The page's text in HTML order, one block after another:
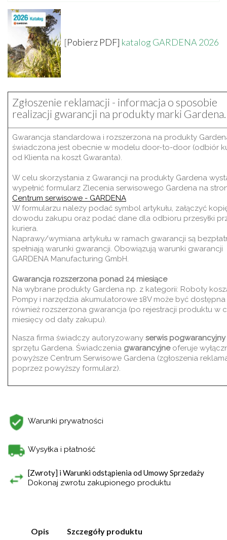
[Pobierz PDF] katalog GARDENA 2026
Zgłoszenie reklamacji - informacja o sposobie
realizacji gwarancji na produkty marki Gardena.
Gwarancja standardowa i rozszerzona na produkty
świadczona jest obecnie w modelu door-to-door (odbiór
od Klienta na koszt Gwaranta).
W celu skorzystania z Gwarancji na produkty Gardena
wypełnić formularz Zlecenia serwisowego Gardena na
Centrum serwisowe - GARDENA
W formularzu nalezy podać symbol artykułu, załączyć
dowodu zakupu oraz podać dane dla odbioru przesyłki
kuriera.
Naprawy/wymiana artykułu w ramach gwarancji są
spełniają warunki gwarancji. Obowiązują warunki gwarancji
GARDENA Manufacturing GmbH.
Gwarancja rozszerzona ponad 24 miesiące
Na wybrane produkty Gardena np. z kategorii: Roboty
Pompy i narzędzia akumulatorowe 18V może być dostępna
również rozszerzona gwarancja (po rejestracji produktu w
miesięcy od daty zakupu).
Nasza firma świadczy autoryzowany serwis pogwarancyjny
sprzętu Gardena. Świadczenia gwarancyjneoferuje
powyższe Centrum Serwisowe Gardena (zgłoszenia
poprzez powyższy formularz).
Warunki prywatności
Wysyłka i płatność
[Zwroty] i Warunki odstąpienia od Umowy Sprzedaży
Dokonaj zwrotu zakupionego produktu
Opis
Szczegóły produktu